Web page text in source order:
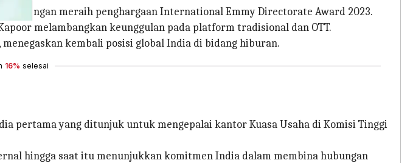
dengan meraih penghargaan International Emmy Directorate Award 2023.
melambangkan keunggulan pada platform tradisional dan OTT.
kembali posisi global India di bidang hiburan.
16% selesai
pertama yang ditunjuk untuk mengepalai kantor Kuasa Usaha di Komisi Tinggi
hingga saat itu menunjukkan komitmen India dalam membina hubungan